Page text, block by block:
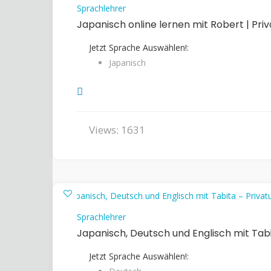
Sprachlehrer
Japanisch online lernen mit Robert |
Jetzt Sprache Auswählen!:
Japanisch
Views: 1631
Sprachlehrer
Japanisch, Deutsch und Englisch mit
Jetzt Sprache Auswählen!: